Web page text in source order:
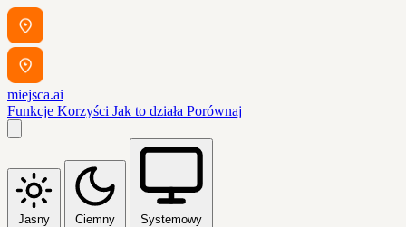
miejsca.ai
Funkcje Korzyści Jak to działa Porównaj
Jasny Ciemny Systemowy